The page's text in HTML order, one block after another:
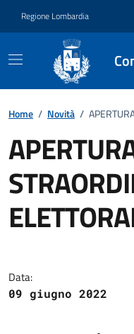
Regione Lombardia
Home / Novità /
Data:
09 giugno 2022